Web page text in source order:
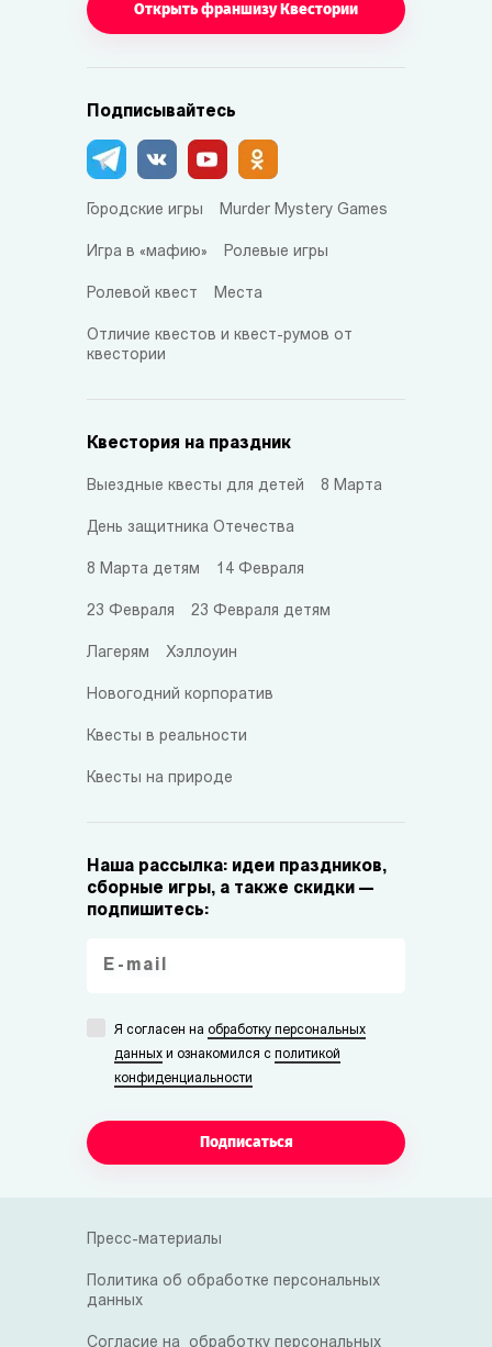
Открыть франшизу Квестории
Подписывайтесь
Городские игры Murder Mystery Games
Игра в «мафию» Ролевые игры
Ролевой квест Места
Отличие квестов и квест-румов от
квестории
Квестория на праздник
Выездные квесты для детей 8 Марта
День защитника Отечества
8 Марта детям 14 Февраля
23 Февраля 23 Февраля детям
Лагерям Хэллоуин
Новогодний корпоратив
Квесты в реальности
Квесты на природе
Наша рассылка: идеи праздников,
сборные игры, а также скидки —
подпишитесь:
Я согласен на обработку персональных
данных и ознакомился с политикой
конфиденциальности
Подписаться
Пресс-материалы
Политика об обработке персональных
данных
Согласие на обработку персональных